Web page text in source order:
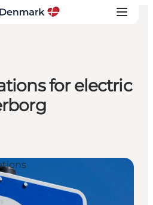
for electric